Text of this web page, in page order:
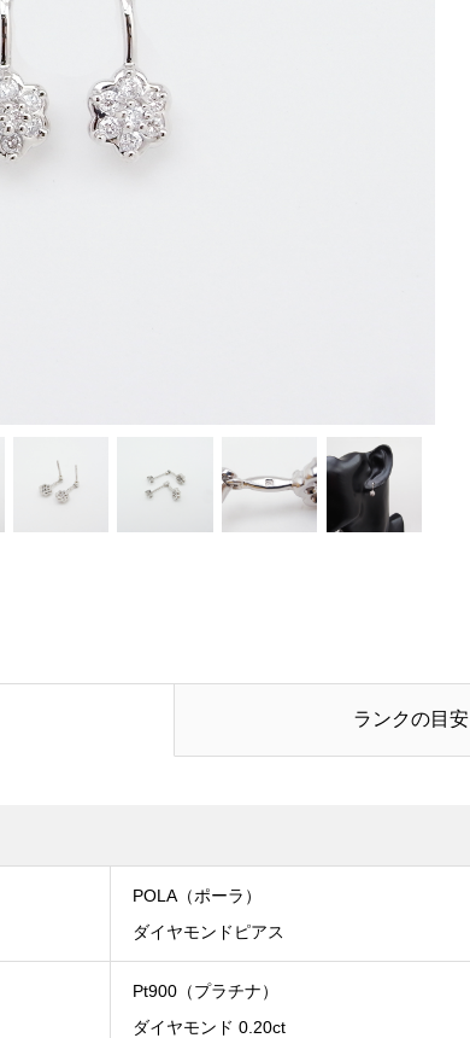
ランクの目安
POLA（ポーラ）
ダイヤモンドピアス
Pt900（プラチナ）
ダイヤモンド 0.20ct